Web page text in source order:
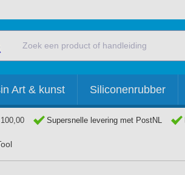
Art & kunst Siliconenrubber
Supersnelle levering met PostNL